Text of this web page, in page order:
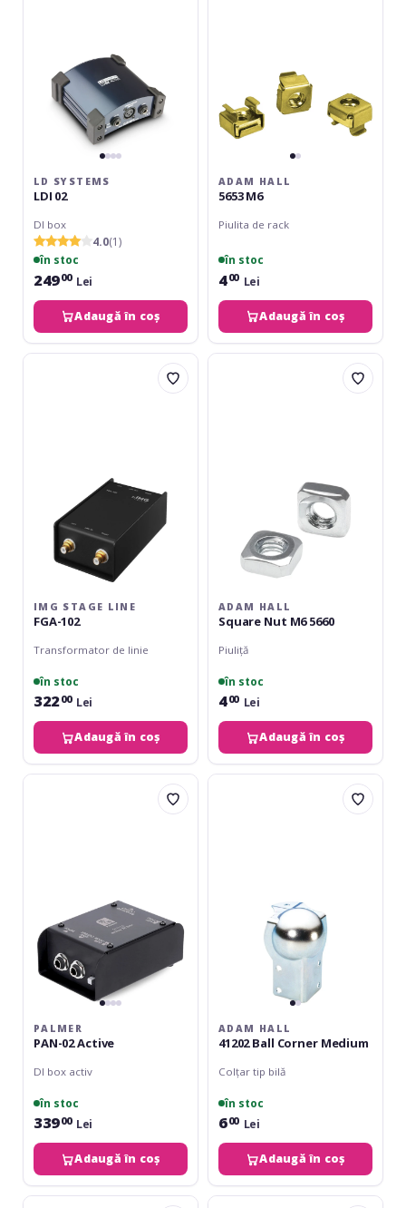
LD SYSTEMS
LDI 02
DI box
4.0(1)
în stoc
24900 Lei
Adaugă în coș
ADAM HALL
5653 M6
Piulita de rack
în stoc
400 Lei
Adaugă în coș
img
IMG STAGE LINE
FGA-102
Transformator de linie
în stoc
32200 Lei
Adaugă în coș
Adam
ADAM HALL
Square Nut M6 5660
Piuliță
în stoc
400 Lei
Adaugă în coș
Palmer
PALMER
PAN-02 Active
DI box activ
în stoc
33900 Lei
Adaugă în coș
Adam
ADAM HALL
41202 Ball Corner Medium
Colțar tip bilă
în stoc
600 Lei
Adaugă în coș
Triton Adam